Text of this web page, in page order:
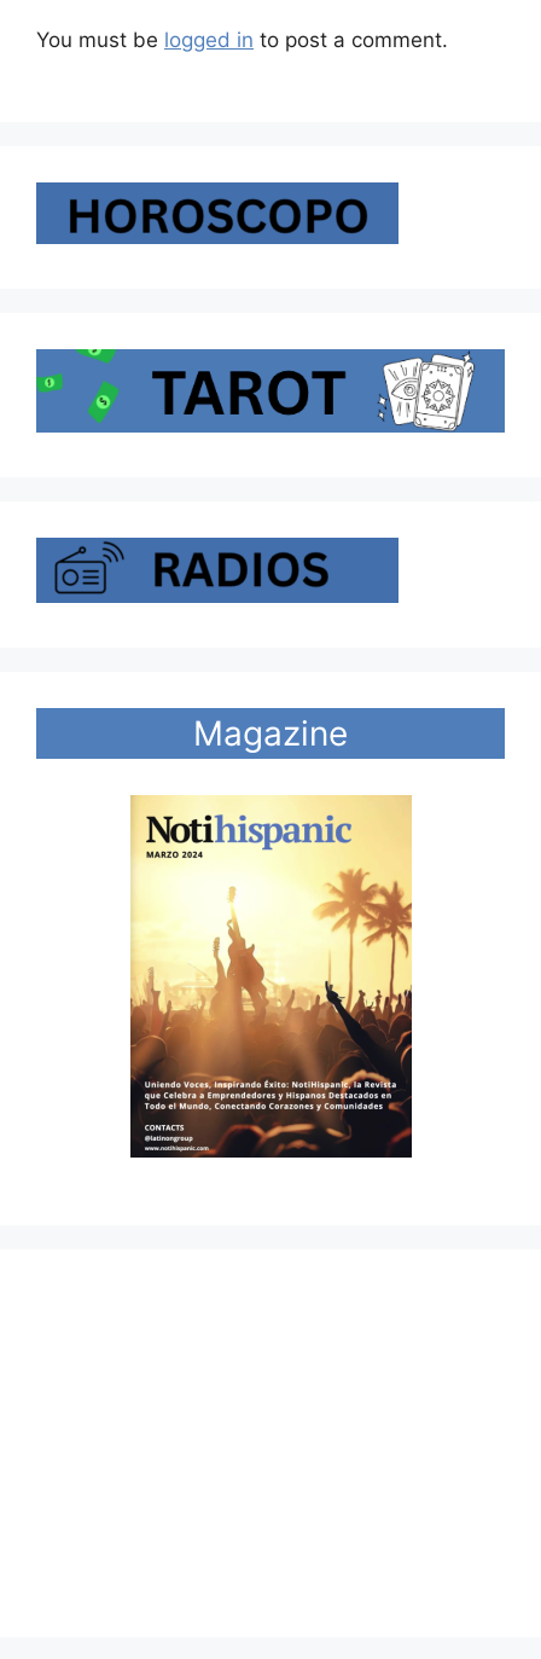
You must be logged in to post a comment.
Magazine